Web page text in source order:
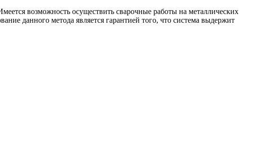
возможность осуществить сварочные работы на металлических
данного метода является гарантией того, что система выдержит